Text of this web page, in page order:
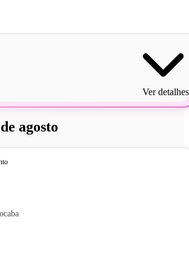
Ver detalhes
agosto